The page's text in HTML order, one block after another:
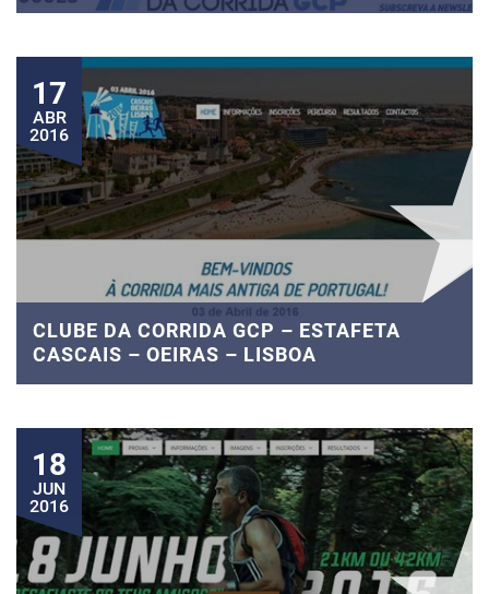
17
ABR
2016
CLUBE DA CORRIDA GCP – ESTAFETA
CASCAIS – OEIRAS – LISBOA
18
JUN
2016